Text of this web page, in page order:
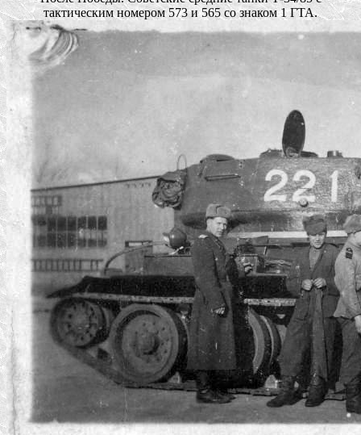
тактическим номером 573 и 565 со знаком 1 ГТА.